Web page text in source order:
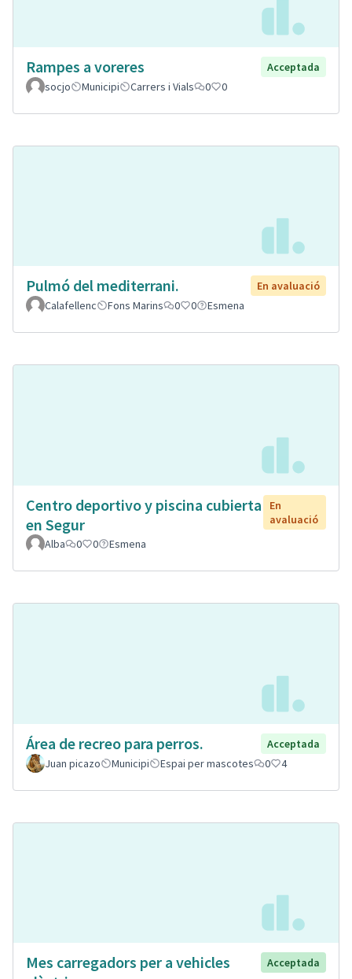
Rampes a voreres
Acceptada
socjo
Municipi Carrers i Vials 0 0
Pulmó del mediterrani.
En avaluació
Calafellenc
Fons Marins 0 0 Esmena
Centro deportivo y piscina cubierta
en Segur
En
avaluació
Alba
0 0 Esmena
Área de recreo para perros.
Acceptada
Juan picazo
Municipi Espai per mascotes 0 4
Mes carregadors per a vehicles
Acceptada